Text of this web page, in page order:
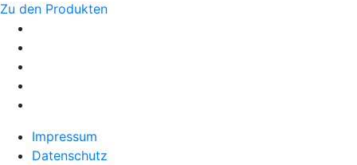
Zu den Produkten
Impressum
Datenschutz